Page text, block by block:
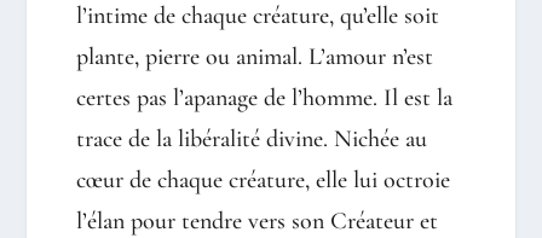
l’intime de chaque créature, qu’elle soit
plante, pierre ou animal. L’amour n’est
certes pas l’apanage de l’homme. Il est la
trace de la libéralité divine. Nichée au
cœur de chaque créature, elle lui octroie
l’élan pour tendre vers son Créateur et